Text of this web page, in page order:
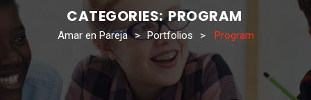
CATEGORIES:PROGRAM
Amar en Pareja > Portfolios > Program